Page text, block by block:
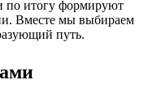
по итогу формируют
Вместе мы выбираем
путь.